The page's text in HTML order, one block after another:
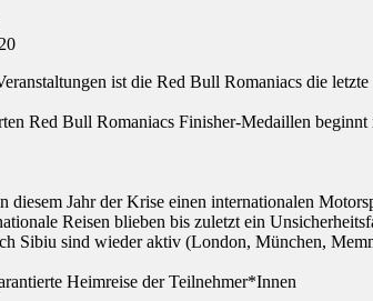
ist die Red Bull Romaniacs die
Red Bull Romaniacs Finisher-Medaillen
diesem Jahr der Krise einen internationalen
Reisen blieben bis zuletzt ein
Sibiu sind wieder aktiv (London, München,
Heimreise der Teilnehmer*Innen